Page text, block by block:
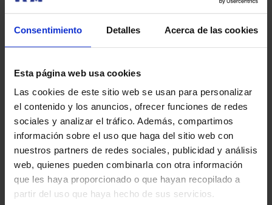
Consentimiento Detalles Acerca de las cookies
Esta página web usa cookies
Las cookies de este sitio web se usan para personalizar
el contenido y los anuncios, ofrecer funciones de redes
sociales y analizar el tráfico. Además, compartimos
información sobre el uso que haga del sitio web con
nuestros partners de redes sociales, publicidad y análisis
web, quienes pueden combinarla con otra información
que les haya proporcionado o que hayan recopilado a
partir del uso que haya hecho de sus servicios.
Leer más
Suscríbete y cuida tu salud
Recibe contenido exclusivo sobre prevención de la salud
y tratamientos. La mejor forma de cuidar tu bienestar
comienza con estar informado.
Nombre *